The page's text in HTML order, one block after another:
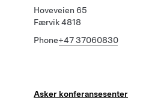
Hoveveien 65
Færvik 4818
Phone+47 37060830
Asker konferansesenter